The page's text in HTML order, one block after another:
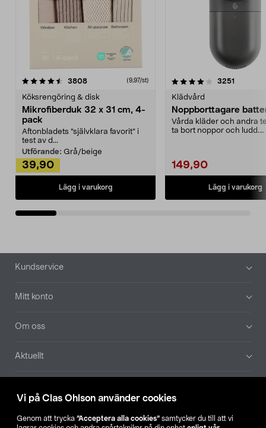
Vi på Clas Ohlson använder cookies
Genom att trycka ”Acceptera alla cookies” samtycker du till att vi
3808recensioner (9,97/st)
Köksrengöring & disk
Mikrofiberduk 32 x 31 cm, 4-
pack
Aftonbladets "självklara favorit” i
test av d...
Utförande: Grå/beige
39,90
Lägg i varukorg
4.0av 5 stjärnor 3251
Klädvård
Noppborttagare
Vårda kläder och andra
ta bort noppor och ludd.
149,90
Lägg i varukorg
4.5av 5 stjärnor
Sidfot
Kundservice
Mitt konto
Om oss
Aktuellt
Hitta butik